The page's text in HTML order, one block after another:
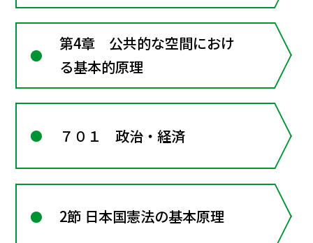
第4章 公共的な空間におけ
る基本的原理
７０１ 政治・経済
2節 日本国憲法の基本原理